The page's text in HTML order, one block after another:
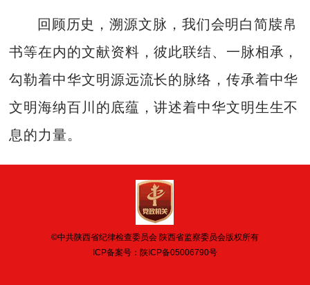
回顾历史，溯源文脉，我们会明白简牍帛
书等在内的文献资料，彼此联结、一脉相承，
勾勒着中华文明源远流长的脉络，传承着中华
文明海纳百川的底蕴，讲述着中华文明生生不
息的力量。
©中共陕西省纪律检查委员会 陕西省监察委员会版权所有
ICP备案号： 陕ICP备05006790号